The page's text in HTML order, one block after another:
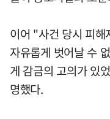
이어 "사건 당시 피해
자유롭게 벗어날 수
게 감금의 고의가 있
명했다.